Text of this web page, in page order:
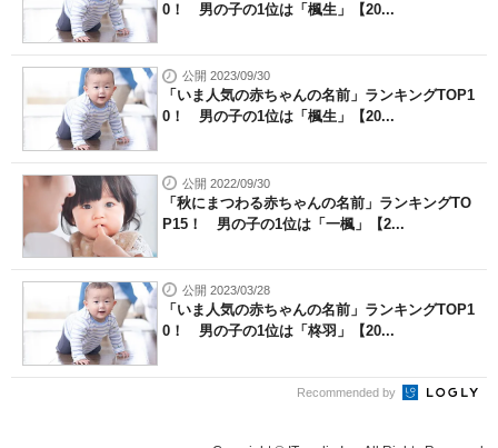
0！ 男の子の1位は「楓生」【20...
公開 2023/09/30
「いま人気の赤ちゃんの名前」ランキングTOP1
0！ 男の子の1位は「楓生」【20...
公開 2022/09/30
「秋にまつわる赤ちゃんの名前」ランキングTO
P15！ 男の子の1位は「一楓」【2...
公開 2023/03/28
「いま人気の赤ちゃんの名前」ランキングTOP1
0！ 男の子の1位は「柊羽」【20...
Recommended by